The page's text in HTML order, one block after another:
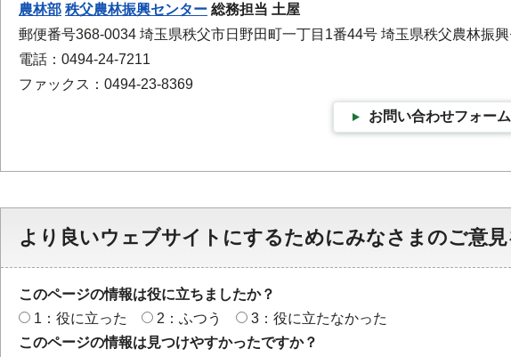
農林部 秩父農林振興センター 総務担当 土屋
郵便番号368-0034 埼玉県秩父市日野田町一丁目1番44号 埼玉県秩父農林振
電話：0494-24-7211
ファックス：0494-23-8369
お問い合わせフォーム
より良いウェブサイトにするためにみなさまのご意
このページの情報は役に立ちましたか？
1：役に立った
2：ふつう
3：役に立たなかった
このページの情報は見つけやすかったですか？